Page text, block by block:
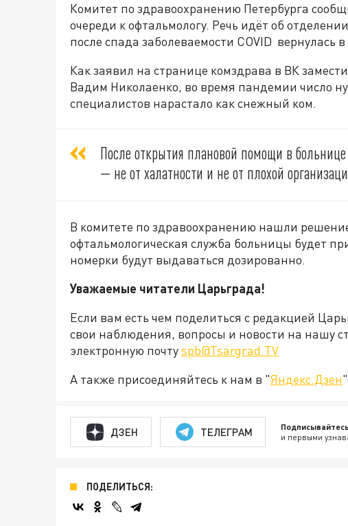
Комитет по здравоохранению Петербурга
очереди к офтальмологу. Речь идёт об
после спада заболеваемости COVID
Как заявил на странице комздрава в ВК
Вадим Николаенко, во время пандемии число
специалистов нарастало как снежный ком.
После открытия плановой помощи в
— не от халатности и не от плохой
В комитете по здравоохранению нашли
офтальмологическая служба больницы будет
номерки будут выдаваться дозированно.
Уважаемые читатели Царьграда!
Если вам есть чем поделиться с редакцией
свои наблюдения, вопросы и новости на нашу
электронную почтуspb@Tsargrad.TV
А также присоединяйтесь к нам в "Яндекс.Дзен
ДЗЕН ТЕЛЕГРАМ и первыми
ПОДЕЛИТЬСЯ: